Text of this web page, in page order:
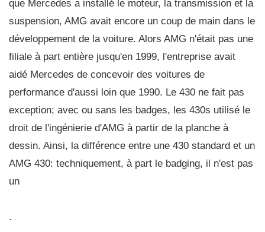
que Mercedes a installé le moteur, la transmission et la
suspension, AMG avait encore un coup de main dans le
développement de la voiture. Alors AMG n'était pas une
filiale à part entière jusqu'en 1999, l'entreprise avait
aidé Mercedes de concevoir des voitures de
performance d'aussi loin que 1990. Le 430 ne fait pas
exception; avec ou sans les badges, les 430s utilisé le
droit de l'ingénierie d'AMG à partir de la planche à
dessin. Ainsi, la différence entre une 430 standard et un
AMG 430: techniquement, à part le badging, il n'est pas
un
.